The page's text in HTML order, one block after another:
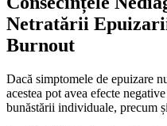
Netratării
Burnout
Dacă simptomele de epuizare
acestea pot avea efecte
bunăstării individuale, precum